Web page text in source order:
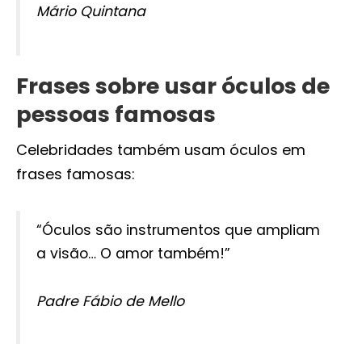
Mário Quintana
Frases sobre usar óculos de
pessoas famosas
Celebridades também usam óculos em
frases famosas:
“Óculos são instrumentos que ampliam
a visão… O amor também!”
Padre Fábio de Mello